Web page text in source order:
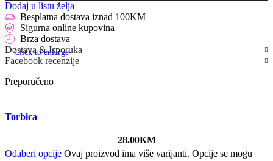
Click to enlarge
Dodaj u listu želja
Besplatna dostava iznad 100KM
Sigurna online kupovina
Brza dostava
Dostava & Isporuka
Facebook recenzije
Preporučeno
Torbica
28.00KM
Odaberi opcije Ovaj proizvod ima više varijanti. Opcije se mogu